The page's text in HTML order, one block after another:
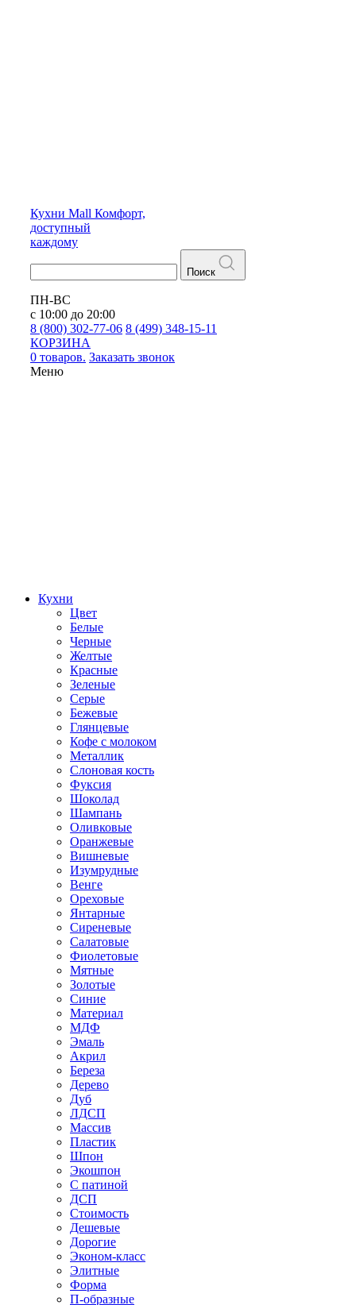
Кухни Mall Комфорт,
доступный
каждому
Поиск
ПН-ВС
с 10:00 до 20:00
8 (800) 302-77-06 8 (499) 348-15-11
КОРЗИНА
0 товаров. Заказать звонок
Меню
Кухни
Цвет
Белые
Черные
Желтые
Красные
Зеленые
Серые
Бежевые
Глянцевые
Кофе с молоком
Металлик
Слоновая кость
Фуксия
Шоколад
Шампань
Оливковые
Оранжевые
Вишневые
Изумрудные
Венге
Ореховые
Янтарные
Сиреневые
Салатовые
Фиолетовые
Мятные
Золотые
Синие
Материал
МДФ
Эмаль
Акрил
Береза
Дерево
Дуб
ЛДСП
Массив
Пластик
Шпон
Экошпон
С патиной
ДСП
Стоимость
Дешевые
Дорогие
Эконом-класс
Элитные
Форма
П-образные